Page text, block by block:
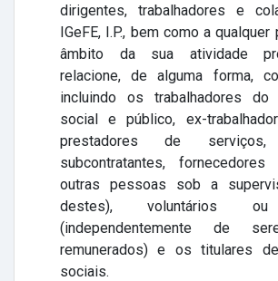
dirigentes, trabalhadores e
IGeFE, I.P., bem como a
âmbito da sua atividade
relacione, de alguma forma,
incluindo os trabalhadores do
social e público, ex-
prestadores de serviços,
subcontratantes,
outras pessoas sob a
destes), voluntários ou
(independentemente de
remunerados) e os titulares
sociais.